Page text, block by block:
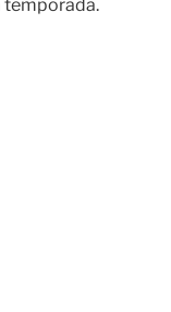
temporada.